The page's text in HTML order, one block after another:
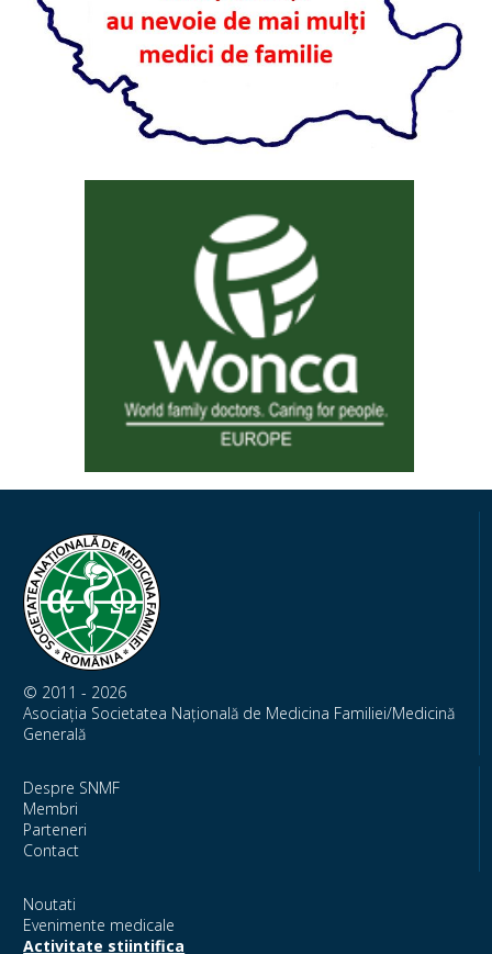
© 2011 - 2026
Asociația Societatea Națională de Medicina Familiei/Medicină
Generală
Despre SNMF
Membri
Parteneri
Contact
Noutati
Evenimente medicale
Activitate stiintifica